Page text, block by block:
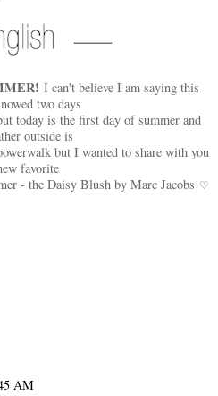
I can't believe I am saying this
two days
today is the first day of summer and
outside is
but I wanted to share with you
favorite
- the Daisy Blush by Marc Jacobs ♡
AM